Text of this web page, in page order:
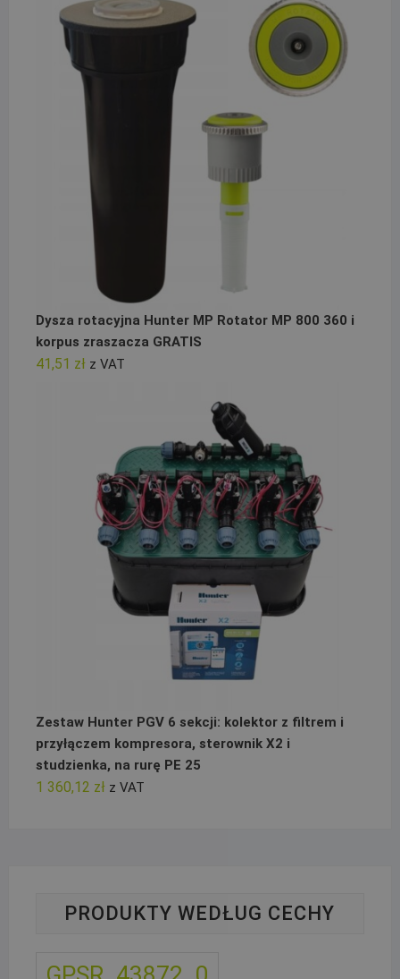
Dysza rotacyjna Hunter MP Rotator MP 800 360 i
korpus zraszacza GRATIS
41,51 zł z VAT
Zestaw Hunter PGV 6 sekcji: kolektor z filtrem i
przyłączem kompresora, sterownik X2 i
studzienka, na rurę PE 25
1 360,12 zł z VAT
PRODUKTY WEDŁUG CECHY